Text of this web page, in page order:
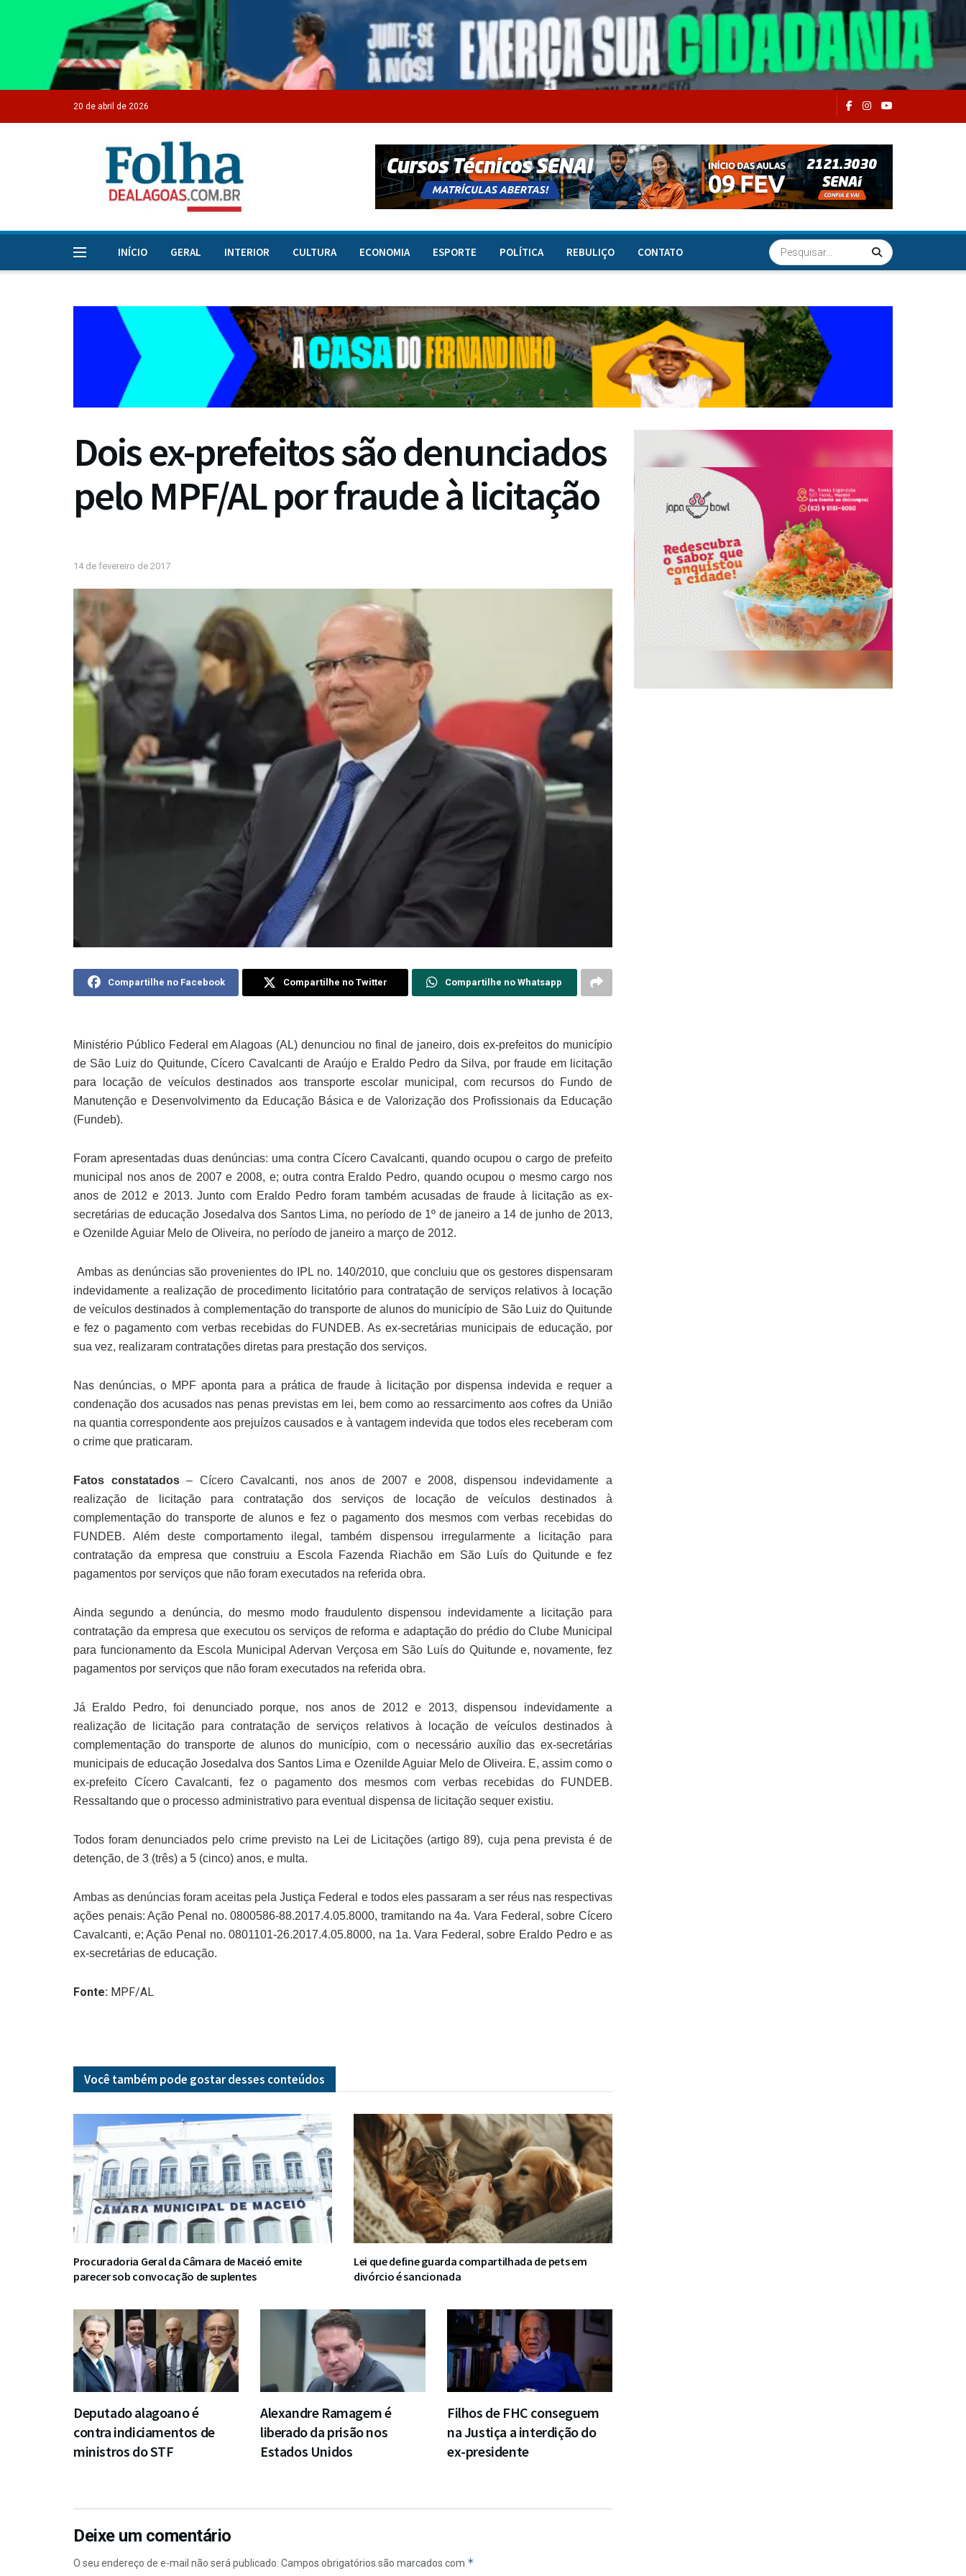
20 de abril de 2026
INÍCIO GERAL INTERIOR CULTURA ECONOMIA ESPORTE POLÍTICA REBULIÇO CONTATO
Dois ex-prefeitos são denunciados
pelo MPF/AL por fraude à licitação
14 de fevereiro de 2017
Compartilhe no Facebook Compartilhe no Twitter Compartilhe no Whatsapp
Ministério Público Federal em Alagoas (AL) denunciou no final de janeiro, dois ex-prefeitos do município
de São Luiz do Quitunde, Cícero Cavalcanti de Araújo e Eraldo Pedro da Silva, por fraude em licitação
para locação de veículos destinados aos transporte escolar municipal, com recursos do Fundo de
Manutenção e Desenvolvimento da Educação Básica e de Valorização dos Profissionais da Educação
(Fundeb).
Foram apresentadas duas denúncias: uma contra Cícero Cavalcanti, quando ocupou o cargo de prefeito
municipal nos anos de 2007 e 2008, e; outra contra Eraldo Pedro, quando ocupou o mesmo cargo nos
anos de 2012 e 2013. Junto com Eraldo Pedro foram também acusadas de fraude à licitação as ex-
secretárias de educação Josedalva dos Santos Lima, no período de 1º de janeiro a 14 de junho de 2013,
e Ozenilde Aguiar Melo de Oliveira, no período de janeiro a março de 2012.
Ambas as denúncias são provenientes do IPL no. 140/2010, que concluiu que os gestores dispensaram
indevidamente a realização de procedimento licitatório para contratação de serviços relativos à locação
de veículos destinados à complementação do transporte de alunos do município de São Luiz do Quitunde
e fez o pagamento com verbas recebidas do FUNDEB. As ex-secretárias municipais de educação, por
sua vez, realizaram contratações diretas para prestação dos serviços.
Nas denúncias, o MPF aponta para a prática de fraude à licitação por dispensa indevida e requer a
condenação dos acusados nas penas previstas em lei, bem como ao ressarcimento aos cofres da União
na quantia correspondente aos prejuízos causados e à vantagem indevida que todos eles receberam com
o crime que praticaram.
Fatos constatados– Cícero Cavalcanti, nos anos de 2007 e 2008, dispensou indevidamente a
realização de licitação para contratação dos serviços de locação de veículos destinados à
complementação do transporte de alunos e fez o pagamento dos mesmos com verbas recebidas do
FUNDEB. Além deste comportamento ilegal, também dispensou irregularmente a licitação para
contratação da empresa que construiu a Escola Fazenda Riachão em São Luís do Quitunde e fez
pagamentos por serviços que não foram executados na referida obra.
Ainda segundo a denúncia, do mesmo modo fraudulento dispensou indevidamente a licitação para
contratação da empresa que executou os serviços de reforma e adaptação do prédio do Clube Municipal
para funcionamento da Escola Municipal Adervan Verçosa em São Luís do Quitunde e, novamente, fez
pagamentos por serviços que não foram executados na referida obra.
Já Eraldo Pedro, foi denunciado porque, nos anos de 2012 e 2013, dispensou indevidamente a
realização de licitação para contratação de serviços relativos à locação de veículos destinados à
complementação do transporte de alunos do município, com o necessário auxílio das ex-secretárias
municipais de educação Josedalva dos Santos Lima e Ozenilde Aguiar Melo de Oliveira. E, assim como o
ex-prefeito Cícero Cavalcanti, fez o pagamento dos mesmos com verbas recebidas do FUNDEB.
Ressaltando que o processo administrativo para eventual dispensa de licitação sequer existiu.
Todos foram denunciados pelo crime previsto na Lei de Licitações (artigo 89), cuja pena prevista é de
detenção, de 3 (três) a 5 (cinco) anos, e multa.
Ambas as denúncias foram aceitas pela Justiça Federal e todos eles passaram a ser réus nas respectivas
ações penais: Ação Penal no. 0800586-88.2017.4.05.8000, tramitando na 4a. Vara Federal, sobre Cícero
Cavalcanti, e; Ação Penal no. 0801101-26.2017.4.05.8000, na 1a. Vara Federal, sobre Eraldo Pedro e as
ex-secretárias de educação.
Fonte: MPF/AL
Você também pode gostar desses conteúdos
Procuradoria Geral da Câmara de Maceió emite
parecer sob convocação de suplentes
Lei que define guarda compartilhada de pets em
divórcio é sancionada
Deputado alagoano é
contra indiciamentos de
ministros do STF
Alexandre Ramagem é
liberado da prisão nos
Estados Unidos
Filhos de FHC conseguem
na Justiça a interdição do
ex-presidente
Deixe um comentário
O seu endereço de e-mail não será publicado. Campos obrigatórios são marcados com *